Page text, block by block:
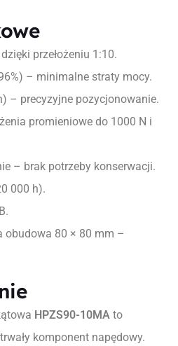
przełożeniu 1:10.
– minimalne straty mocy.
– precyzyjne pozycjonowanie.
promieniowe do 1000 N i
– brak potrzeby konserwacji.
000 h).
obudowa 80 × 80 mm –
HPZS90-10MA to
komponent napędowy.